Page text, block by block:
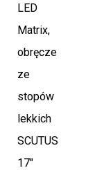
LED
Matrix,
obręcze
ze
stopów
lekkich
SCUTUS
17″